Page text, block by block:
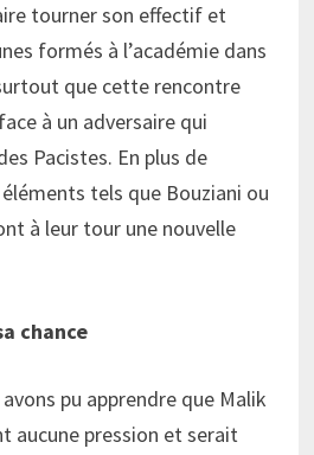
tourner son effectif et
formés à l’académie dans
que cette rencontre
à un adversaire qui
Pacistes. En plus de
tels que Bouziani ou
à leur tour une nouvelle
chance
pu apprendre que Malik
aucune pression et serait